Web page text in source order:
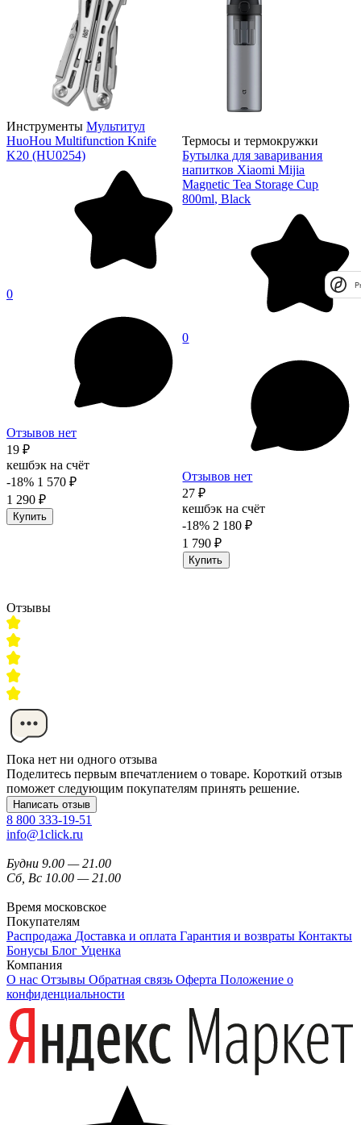
Инструменты Мультитул
HuoHou Multifunction Knife
K20 (HU0254)
0
Отзывов нет
19 ₽
кешбэк на счёт
-18% 1 570 ₽
1 290 ₽
Купить
Термосы и термокружки
Бутылка для заваривания
напитков Xiaomi Mijia
Magnetic Tea Storage Cup
800ml, Black
0
Отзывов нет
27 ₽
кешбэк на счёт
-18% 2 180 ₽
1 790 ₽
Купить
Отзывы
Пока нет ни одного отзыва
Поделитесь первым впечатлением о товаре. Короткий отзыв
поможет следующим покупателям принять решение.
Написать отзыв
8 800 333-19-51
info@1click.ru
Будни 9.00 — 21.00
Сб, Вс 10.00 — 21.00
Время московское
Покупателям
Распродажа Доставка и оплата Гарантия и возвраты Контакты
Бонусы Блог Уценка
Компания
О нас Отзывы Обратная связь Оферта Положение о
конфиденциальности